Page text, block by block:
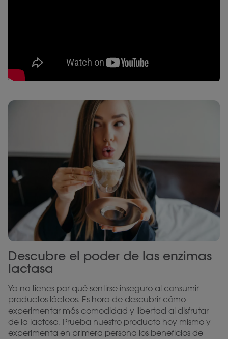
Descubre el poder de las enzimas
lactasa
Ya no tienes por qué sentirse inseguro al consumir
productos lácteos. Es hora de descubrir cómo
experimentar más comodidad y libertad al disfrutar
de la lactosa. Prueba nuestro producto hoy mismo y
experimenta en primera persona los beneficios de